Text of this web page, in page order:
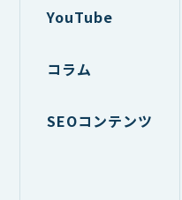
YouTube
コラム
SEOコンテンツ